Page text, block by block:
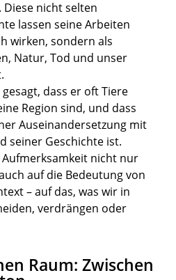
nicht selten
lassen seine Arbeiten
wirken, sondern als
Natur, Tod und unser
dass er oft Tiere
Region sind, und dass
Auseinandersetzung mit
seiner Geschichte ist.
nicht nur
auf die Bedeutung von
– auf das, was wir in
verdrängen oder
Raum: Zwischen